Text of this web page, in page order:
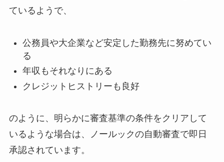
ているようで、
公務員や大企業など安定した勤務先に努めてい
る
年収もそれなりにある
クレジットヒストリーも良好
のように、明らかに審査基準の条件をクリアして
いるような場合は、
ノールックの自動審査で即日
承認されています。